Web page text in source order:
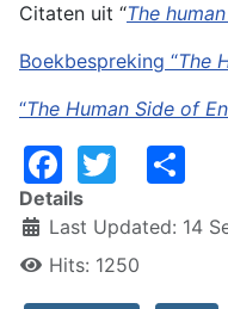
Citaten uit “The
Boekbespreking “The
“The Human Side of
Facebook
Twitter
Details
Last Updated: 14
Hits: 1250